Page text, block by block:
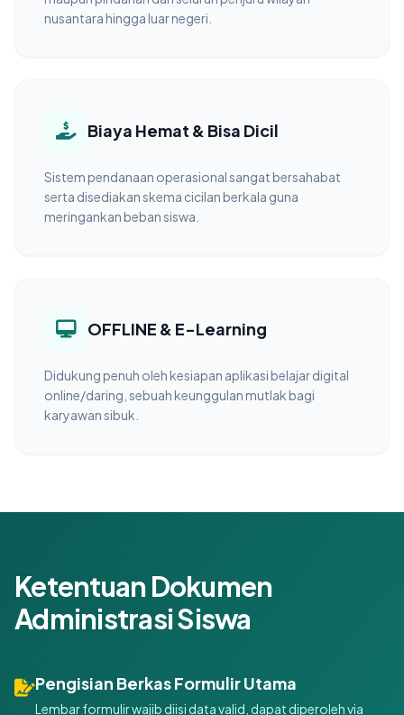
nusantara hingga luar negeri.
Biaya Hemat & Bisa Dicil
Sistem pendanaan operasional sangat bersahabat
serta disediakan skema cicilan berkala guna
meringankan beban siswa.
OFFLINE & E-Learning
Didukung penuh oleh kesiapan aplikasi belajar digital
online/daring, sebuah keunggulan mutlak bagi
karyawan sibuk.
Ketentuan Dokumen
Administrasi Siswa
Pengisian Berkas Formulir Utama
Lembar formulir wajib diisi data valid, dapat diperoleh via